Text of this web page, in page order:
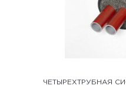
ЧЕТЫРЕХТРУБНАЯ